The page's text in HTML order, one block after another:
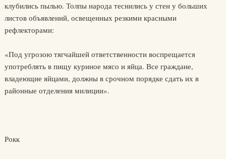
клубились пылью. Толпы народа теснились у стен у больших
листов объявлений, освещенных резкими красными
рефлекторами:
«Под угрозою тягчайшей ответственности воспрещается
употреблять в пищу куриное мясо и яйца. Все граждане,
владеющие яйцами, должны в срочном порядке сдать их в
районные отделения милиции».
Рокк